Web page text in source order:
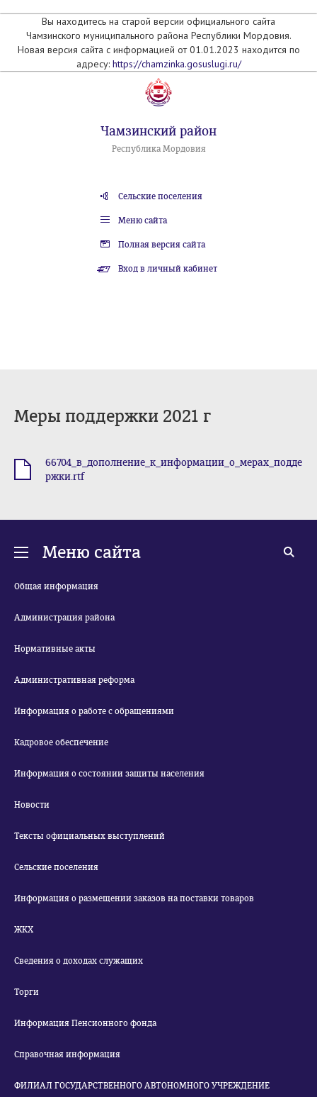
Вы находитесь на старой версии официального сайта
Чамзинского муниципального района Республики Мордовия.
Новая версия сайта с информацией от 01.01.2023 находится по
адресу: https://chamzinka.gosuslugi.ru/
Чамзинский район
Республика Мордовия
Сельские поселения
Меню сайта
Полная версия сайта
Вход в личный кабинет
Меры поддержки 2021 г
66704_в_дополнение_к_информации_о_мерах_подде
ржки.rtf
Меню сайта
Общая информация
Администрация района
Нормативные акты
Административная реформа
Информация о работе с обращениями
Кадровое обеспечение
Информация о состоянии защиты населения
Новости
Тексты официальных выступлений
Сельские поселения
Информация о размещении заказов на поставки товаров
ЖКХ
Сведения о доходах служащих
Торги
Информация Пенсионного фонда
Справочная информация
ФИЛИАЛ ГОСУДАРСТВЕННОГО АВТОНОМНОГО УЧРЕЖДЕНИЕ